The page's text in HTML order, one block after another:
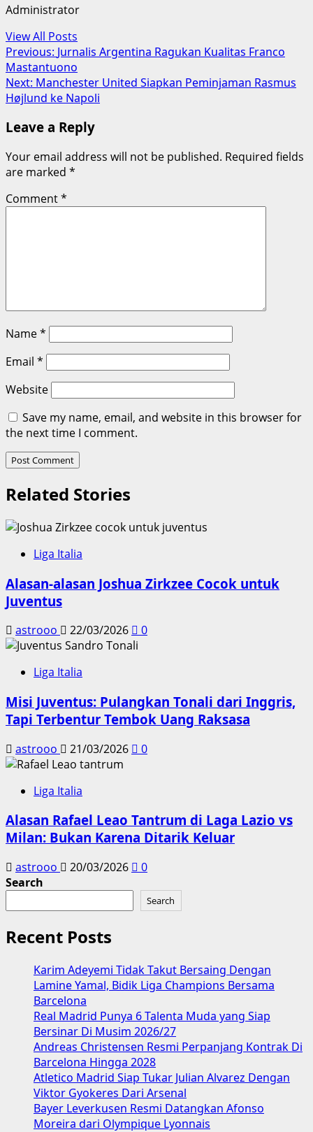
Administrator
View All Posts
Post
navigation
Previous: Jurnalis Argentina Ragukan Kualitas Franco
Mastantuono
Next: Manchester United Siapkan Peminjaman Rasmus
Højlund ke Napoli
Leave a Reply
Your email address will not be published. Required fields
are marked *
Comment*
Name*
Email *
Website
Save my name, email, and website in this browser for
the next time I comment.
Related Stories
Liga Italia
Alasan-alasan Joshua Zirkzee Cocok untuk
Juventus
astrooo 22/03/2026 0
Liga Italia
Misi Juventus: Pulangkan Tonali dari Inggris,
Tapi Terbentur Tembok Uang Raksasa
astrooo 21/03/2026 0
Liga Italia
Alasan Rafael Leao Tantrum di Laga Lazio vs
Milan: Bukan Karena Ditarik Keluar
astrooo 20/03/2026
0
Search
Search
Recent Posts
Karim Adeyemi Tidak Takut Bersaing Dengan
Lamine Yamal, Bidik Liga Champions Bersama
Barcelona
Real Madrid Punya 6 Talenta Muda yang Siap
Bersinar Di Musim 2026/27
Andreas Christensen Resmi Perpanjang Kontrak Di
Barcelona Hingga 2028
Atletico Madrid Siap Tukar Julian Alvarez Dengan
Viktor Gyokeres Dari Arsenal
Bayer Leverkusen Resmi Datangkan Afonso
Moreira dari Olympique Lyonnais